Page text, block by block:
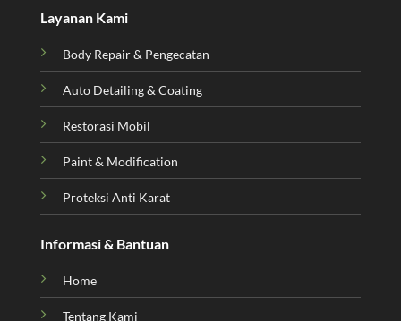
Layanan Kami
Body Repair & Pengecatan
Auto Detailing & Coating
Restorasi Mobil
Paint & Modification
Proteksi Anti Karat
Informasi & Bantuan
Home
Tentang Kami